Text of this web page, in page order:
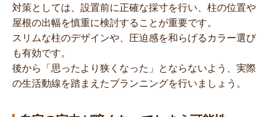
対策としては、設置前に正確な採寸を行い、柱の位置や
屋根の出幅を慎重に検討することが重要です。
スリムな柱のデザインや、圧迫感を和らげるカラー選び
も有効です。
後から「思ったより狭くなった」とならないよう、実際
の生活動線を踏まえたプランニングを行いましょう。